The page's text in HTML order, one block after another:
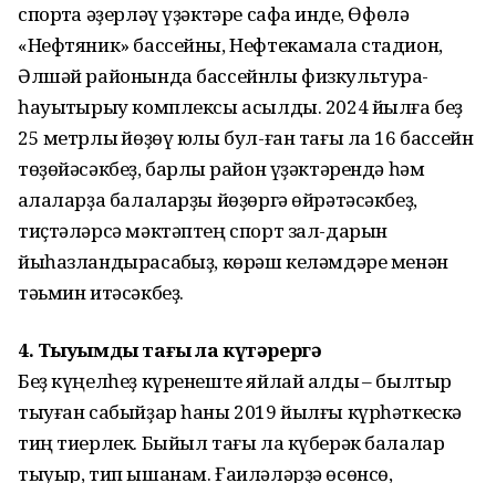
спортҡа әҙерләү үҙәктәре сафҡа инде, Өфөлә
«Нефтяник» бассейны, Нефтекамала стадион,
Әлшәй районында бассейнлы физкультура-
һауыҡтырыу комплексы асылды. 2024 йылға беҙ
25 метрлыҡ йөҙөү юлы бул-ған тағы ла 16 бассейн
төҙөйәсәкбеҙ, барлыҡ район үҙәктәрендә һәм
ҡалаларҙа балаларҙы йөҙөргә өйрәтәсәкбеҙ,
тиҫтәләрсә мәктәптең спорт зал-дарын
йыһазландырасаҡбыҙ, көрәш келәмдәре менән
тәьмин итәсәкбеҙ.
4. Тыуымды тағы ла күтәрергә
Беҙ күңелһеҙ күренеште яйлай алдыҡ – былтыр
тыуған сабыйҙар һаны 2019 йылғы күрһәткескә
тиң тиерлек. Быйыл тағы ла күберәк балалар
тыуыр, тип ышанам. Ғаиләләрҙә өсөнсө,